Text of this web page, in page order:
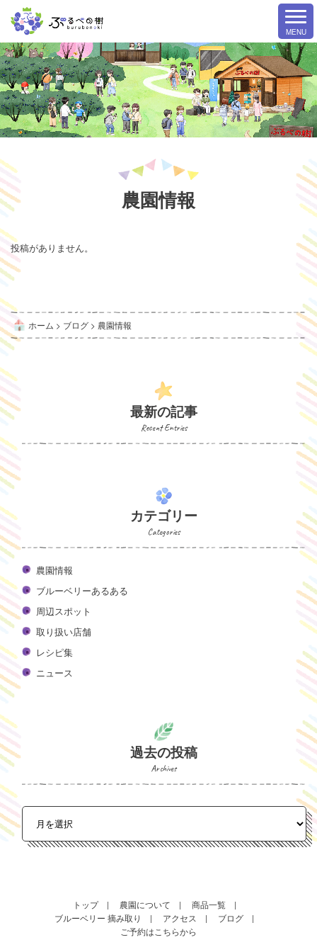
農園情報
投稿がありません。
ホーム > ブログ > 農園情報
最新の記事
Recent Entries
カテゴリー
Categories
農園情報
ブルーベリーあるある
周辺スポット
取り扱い店舗
レシピ集
ニュース
過去の投稿
Archives
トップ 農園について
商品一覧
ブルーベリー 摘み取り
アクセス
ブログ
ご予約はこちらから